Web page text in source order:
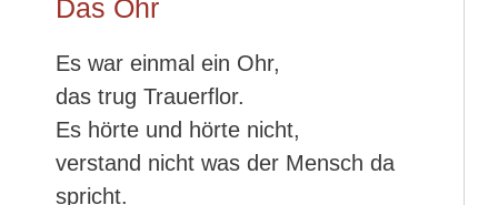
Das Ohr
Es war einmal ein Ohr,
das trug Trauerflor.
Es hörte und hörte nicht,
verstand nicht was der Mensch da
spricht.